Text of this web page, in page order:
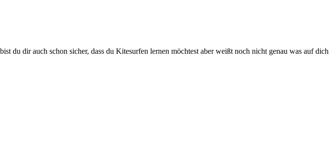
du dir auch schon sicher, dass du Kitesurfen lernen möchtest aber weißt noch nicht genau was auf dich